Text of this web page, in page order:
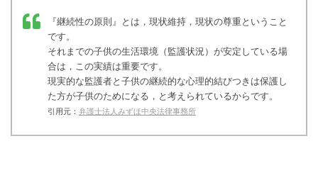
『継続性の原則』とは， 現状維持 ，現状の尊重ということ
です。
それまでの子供の生活環境（監護状況）が安定している場
合は，この実績は重要です。
現実的な監護者と子供の継続的な心理的結びつきは保護し
た方が子供のためになる，と考えられているからです。
引用元： 弁護士法人みずほ中央法律事務所